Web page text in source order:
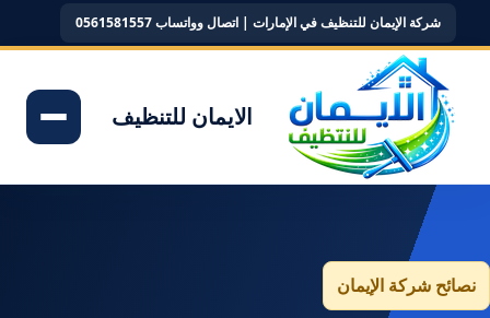
شركة الإيمان للتنظيف في الإمارات | اتصال وواتساب 0561581557
الايمان للتنظيف
نصائح شركة الإيمان